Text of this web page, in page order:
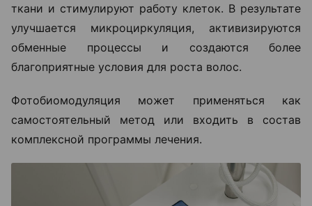
ткани и стимулируют работу клеток. В результате
улучшается микроциркуляция, активизируются
обменные процессы и создаются более
благоприятные условия для роста волос.
Фотобиомодуляция может применяться как
самостоятельный метод или входить в состав
комплексной программы лечения.